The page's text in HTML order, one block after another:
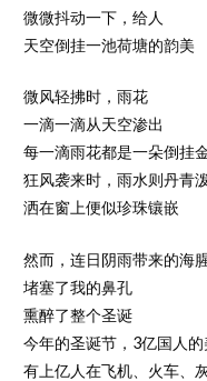
微微抖动一下，给人
天空倒挂一池荷塘的韵美
微风轻拂时，雨花
一滴一滴从天空渗出
每一滴雨花都是一朵倒挂
狂风袭来时，雨水则丹青
洒在窗上便似珍珠镶嵌
然而，连日阴雨带来的海
堵塞了我的鼻孔
熏醉了整个圣诞
今年的圣诞节，3亿国人的
有上亿人在飞机、火车、